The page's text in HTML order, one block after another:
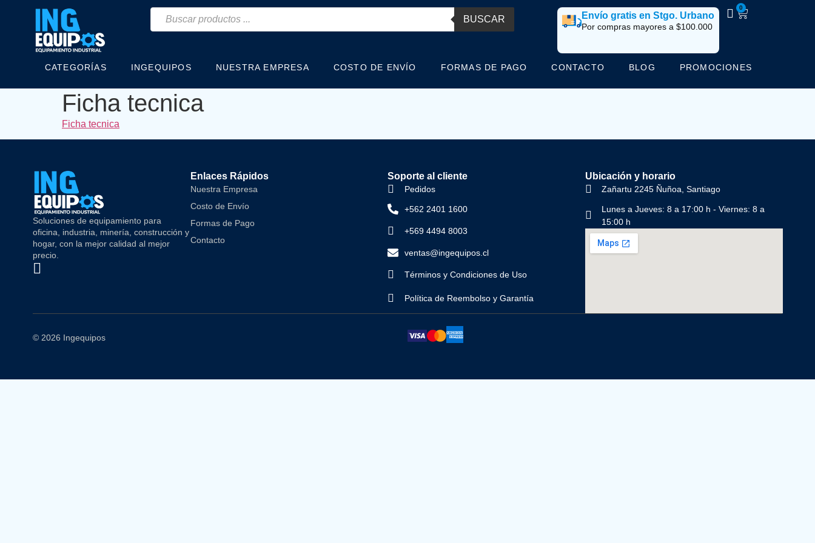
BUSCAR Envío gratis en Stgo. Urbano
Por compras mayores a $100.000
0
CATEGORÍAS INGEQUIPOS NUESTRA EMPRESA COSTO DE ENVÍO FORMAS DE PAGO CONTACTO BLOG PROMOCIONES
Ficha tecnica
Ficha tecnica
Soluciones de equipamiento para
oficina, industria, minería, construcción y
hogar, con la mejor calidad al mejor
precio.
Enlaces Rápidos
Nuestra Empresa
Costo de Envío
Formas de Pago
Contacto
Soporte al cliente
Pedidos
+562 2401 1600
+569 4494 8003
ventas@ingequipos.cl
Términos y Condiciones de Uso
Política de Reembolso y Garantía
Ubicación y horario
Zañartu 2245 Ñuñoa, Santiago
Lunes a Jueves: 8 a 17:00 h - Viernes: 8 a
15:00 h
© 2026 Ingequipos